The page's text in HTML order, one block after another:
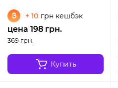
+ 10 грн кешбэк
цена 198 грн.
369 грн.
Купить